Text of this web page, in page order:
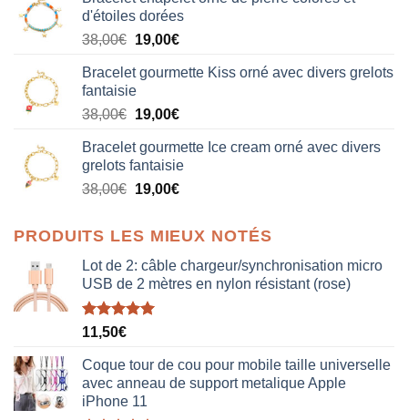
d'étoiles dorées
38,00€ Le
initial
était :
38,00€.
19,00€Le
actuel
19,00€.
Bracelet gourmette Kiss orné avec divers grelots
fantaisie
38,00€ Le
initial
était :
38,00€.
19,00€Le
actuel
est :
19,00€.
Bracelet gourmette Ice cream orné avec divers
grelots fantaisie
38,00€ Le
initial
était :
38,00€.
19,00€Le
actuel
est :
19,00€.
PRODUITS LES MIEUX NOTÉS
Lot de 2: câble chargeur/synchronisation micro
USB de 2 mètres en nylon résistant (rose)
Note5.00
11,50€
Coque tour de cou pour mobile taille universelle
avec anneau de support metalique Apple
iPhone 11